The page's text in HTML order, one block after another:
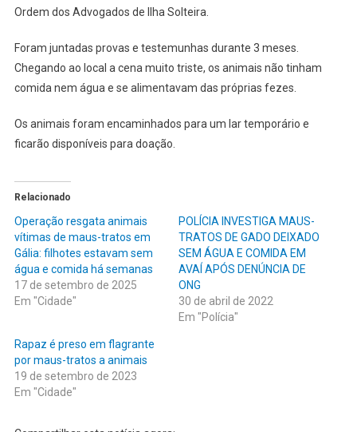
Ordem dos Advogados de Ilha Solteira.
Foram juntadas provas e testemunhas durante 3 meses.
Chegando ao local a cena muito triste, os animais não tinham
comida nem água e se alimentavam das próprias fezes.
Os animais foram encaminhados para um lar temporário e
ficarão disponíveis para doação.
Relacionado
Operação resgata animais
vítimas de maus-tratos em
Gália: filhotes estavam sem
água e comida há semanas
17 de setembro de 2025
Em "Cidade"
POLÍCIA INVESTIGA MAUS-
TRATOS DE GADO DEIXADO
SEM ÁGUA E COMIDA EM
AVAÍ APÓS DENÚNCIA DE
ONG
30 de abril de 2022
Em "Polícia"
Rapaz é preso em flagrante
por maus-tratos a animais
19 de setembro de 2023
Em "Cidade"